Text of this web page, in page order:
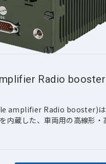
Radio booster
amplifier Radio booster)は
内蔵した、車両用の高線形・